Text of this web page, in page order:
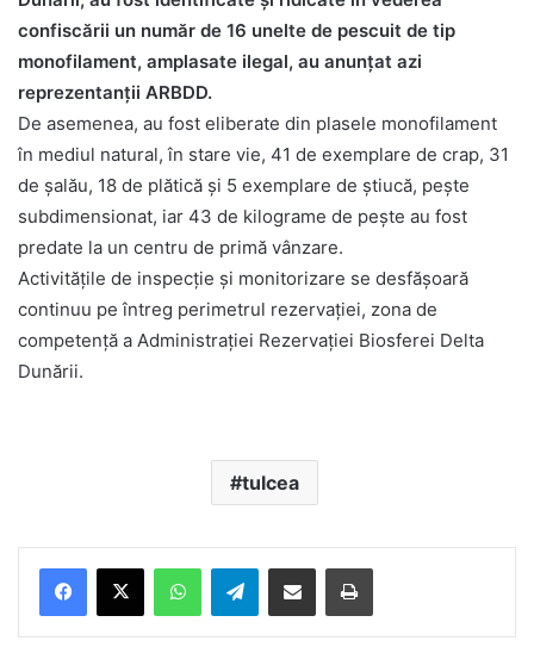
confiscării un număr de 16 unelte de pescuit de tip
monofilament, amplasate ilegal, au anunţat azi
reprezentanţii ARBDD.
De asemenea, au fost eliberate din plasele monofilament
în mediul natural, în stare vie, 41 de exemplare de crap, 31
de șalău, 18 de plătică și 5 exemplare de știucă, pește
subdimensionat, iar 43 de kilograme de pește au fost
predate la un centru de primă vânzare.
Activitățile de inspecție și monitorizare se desfășoară
continuu pe întreg perimetrul rezervației, zona de
competență a Administrației Rezervației Biosferei Delta
Dunării.
tulcea
Telegram